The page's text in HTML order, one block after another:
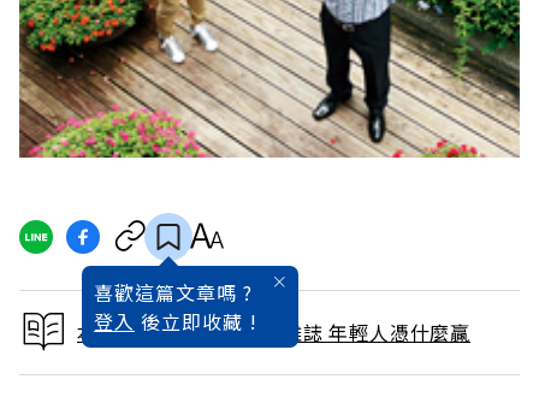
喜歡這篇文章嗎 ?
登入 後立即收藏 !
本文出自 2012 / 8月號雜誌 年輕人憑什麼贏